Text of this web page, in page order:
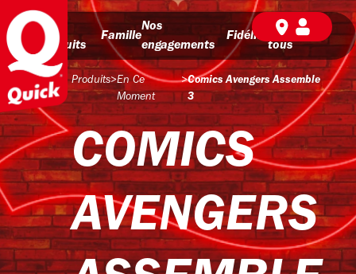
Nos
produits
Famille
Nos
engagements
Fidélité
BD pour
tous
Produits>En Ce
Moment
>Comics Avengers Assemble
3
COMICS
AVENGERS